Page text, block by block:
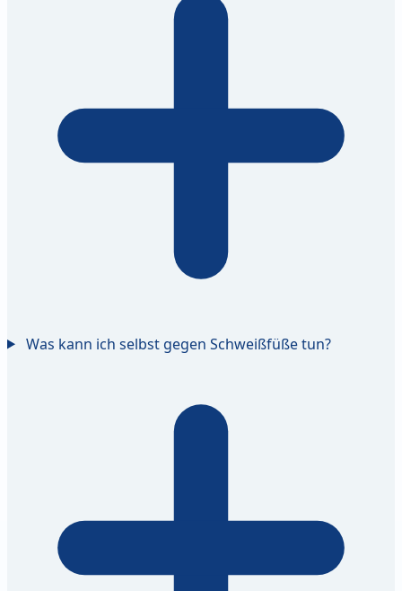
Was kann ich selbst gegen Schweißfüße tun?